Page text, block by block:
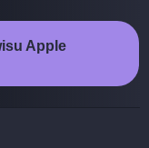
Apple